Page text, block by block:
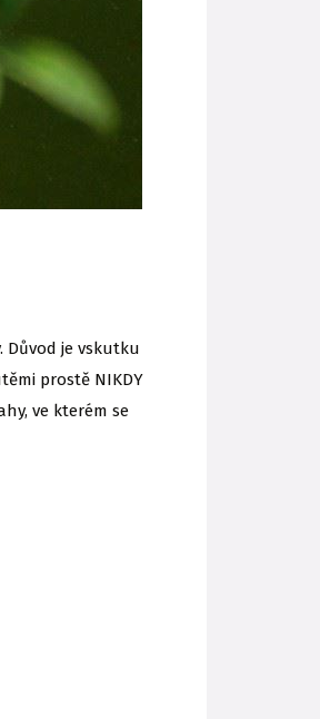
je vskutku
prostě NIKDY
ve kterém se